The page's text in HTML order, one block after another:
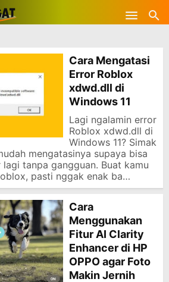
to main content
Cara Mengatasi
Error Roblox
xdwd.dll di
Windows 11
Lagi ngalamin error
Roblox xdwd.dll di
Windows 11? Simak
mengatasinya supaya bisa
tanpa gangguan. Buat kamu
pasti nggak enak ba…
Cara
Menggunakan
Fitur AI Clarity
Enhancer di HP
OPPO agar Foto
Makin Jernih